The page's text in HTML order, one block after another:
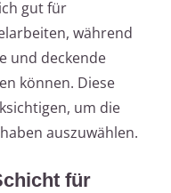
gut für
während
und deckende
können. Diese
um die
auszuwählen.
für